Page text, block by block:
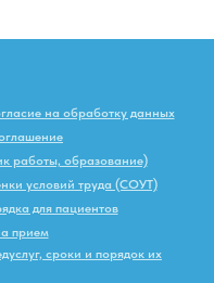
на обработку данных
работы, образование)
условий труда (СОУТ)
для пациентов
прием
сроки и порядок их